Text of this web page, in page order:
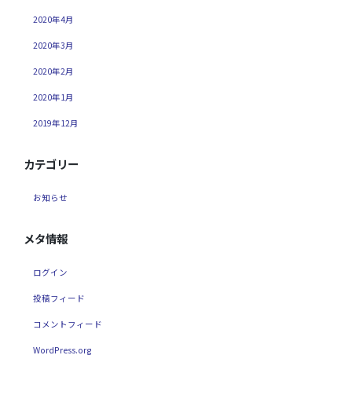
2020年4月
2020年3月
2020年2月
2020年1月
2019年12月
カテゴリー
お知らせ
メタ情報
ログイン
投稿フィード
コメントフィード
WordPress.org